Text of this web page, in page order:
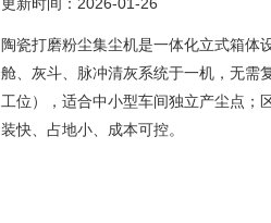
陶瓷打磨粉尘集尘机是一体化立式箱体
舱、灰斗、脉冲清灰系统于一机，无需
工位），适合中小型车间独立产尘点；
装快、占地小、成本可控。